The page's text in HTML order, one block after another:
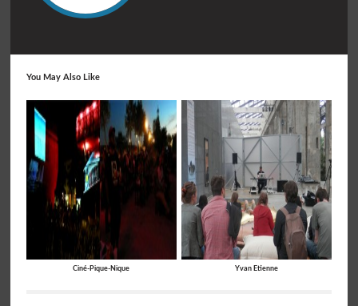
You May Also Like
Ciné-Pique-Nique Yvan Etienne